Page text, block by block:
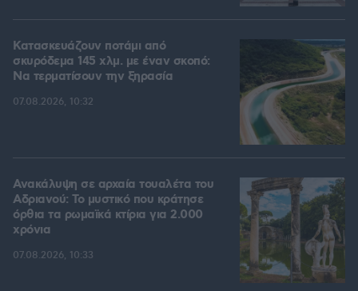
Κατασκευάζουν ποτάμι από
σκυρόδεμα 145 χλμ. με έναν σκοπό:
Να τερματίσουν την ξηρασία
07.08.2026, 10:32
Ανακάλυψη σε αρχαία τουαλέτα του
Αδριανού: Το μυστικό που κράτησε
όρθια τα ρωμαϊκά κτίρια για 2.000
χρόνια
07.08.2026, 10:33